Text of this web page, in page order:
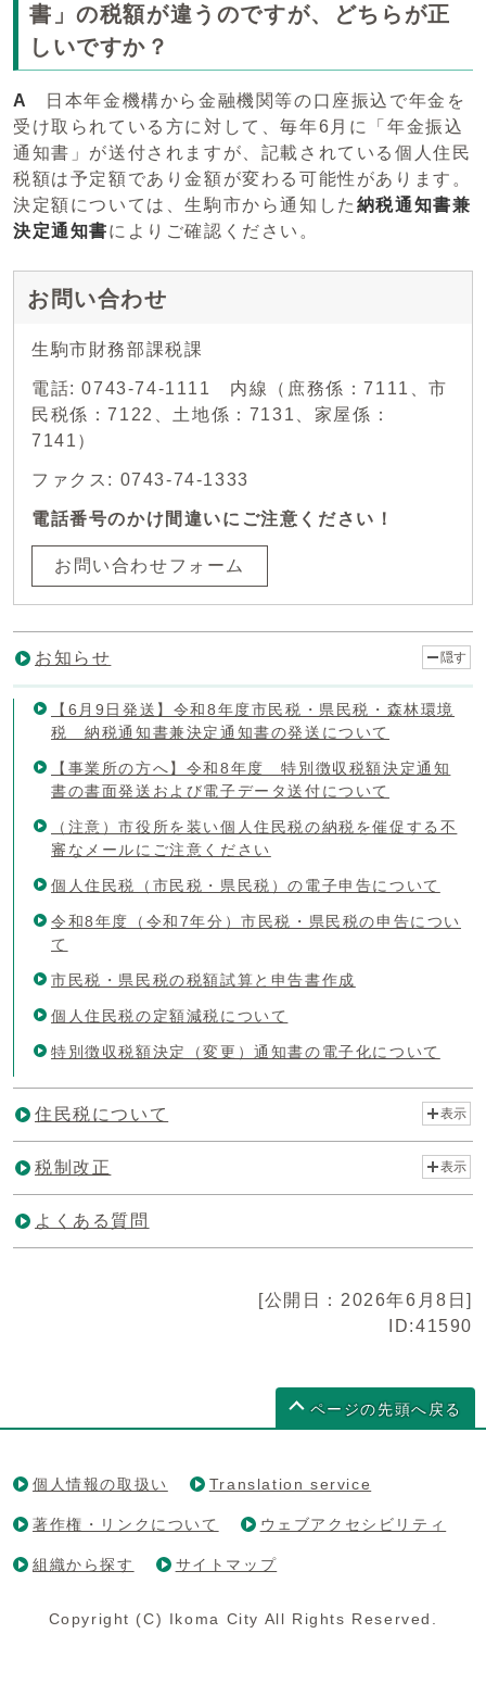
書」の税額が違うのですが、どちらが正
しいですか？
A
日本年金機構から金融機関等の口座振込で年金を
受け取られている方に対して、毎年6月に「年金振込
通知書」が送付されますが、記載されている個人住民
税額は予定額であり金額が変わる可能性があります。
決定額については、生駒市から通知した 納税通知書兼
決定通知書によりご確認ください。
お問い合わせ
生駒市財務部課税課
電話: 0743-74-1111 内線（庶務係：7111、市
民税係：7122、土地係：7131、家屋係：
7141）
ファクス: 0743-74-1333
電話番号のかけ間違いにご注意ください！
お問い合わせフォーム
お知らせ 隠す
【6月9日発送】令和8年度市民税・県民税・森林環境
税 納税通知書兼決定通知書の発送について
【事業所の方へ】令和8年度 特別徴収税額決定通知
書の書面発送および電子データ送付について
（注意）市役所を装い個人住民税の納税を催促する不
審なメールにご注意ください
個人住民税（市民税・県民税）の電子申告について
令和8年度（令和7年分）市民税・県民税の申告につい
て
市民税・県民税の税額試算と申告書作成
個人住民税の定額減税について
特別徴収税額決定（変更）通知書の電子化について
住民税について 表示
税制改正 表示
よくある質問
[公開日：2026年6月8日]
ID:41590
ページの先頭へ戻る
個人情報の取扱い Translation service
著作権・リンクについて ウェブアクセシビリティ
組織から探す サイトマップ
Copyright (C) Ikoma City All Rights Reserved.